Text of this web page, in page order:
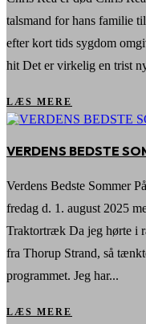
talsmand for hans familie
efter kort tids sygdom
hit Det er virkelig en trist
LÆS MERE
VERDENS BEDSTE
Verdens Bedste Sommer
fredag d. 1. august 2025
Traktortræk Da jeg hørte i
fra Thorup Strand, så
programmet. Jeg har...
LÆS MERE